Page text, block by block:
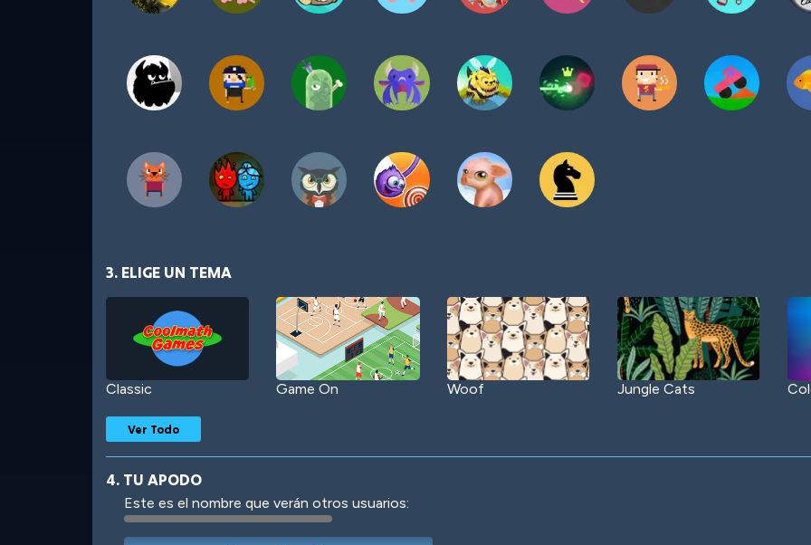
3. ELIGE UN TEMA
Classic Game On Woof Jungle Cats
Robotic International
Ver Todo
4. TU APODO
Este es el nombre que verán otros usuarios: